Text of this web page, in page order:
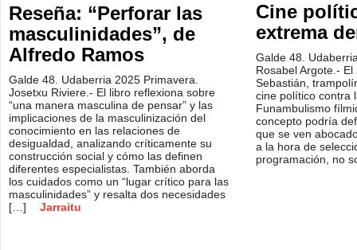
Reseña: “Perforar las
masculinidades”, de
Alfredo Ramos
Galde 48. Udaberria 2025 Primavera.
Josetxu Riviere.- El libro reflexiona sobre
“una manera masculina de pensar” y las
implicaciones de la masculinización del
conocimiento en las relaciones de
desigualdad, analizando críticamente su
construcción social y cómo las definen
diferentes especialistas. También aborda
los cuidados como un “lugar crítico para las
masculinidades” y resalta dos necesidades
[…]
Jarraitu
Cine
extrema
Galde 48.
Rosabel Argote.-
Sebastián,
cine político contra
Funambulismo
concepto podría
que se ven
a la hora de
programación, no